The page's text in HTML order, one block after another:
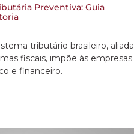
Preventiva: Guia
tributário brasileiro, aliada
fiscais, impõe às empresas
e financeiro.